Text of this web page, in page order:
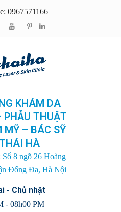
0967571166
KHÁM DA
PHẪU THUẬT
MỸ – BÁC SỸ
HÀ
Số 8 ngõ 26 Hoàng
Đống Đa, Hà Nội
- Chủ nhật
- 08h00 PM